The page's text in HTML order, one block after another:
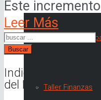
Taller Finanzas
Taller Finanzas
Este
Leer Más
Buscar
Indicadores
del Día